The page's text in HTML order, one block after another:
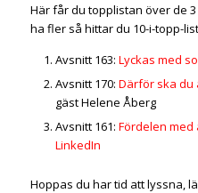
Här får du topplistan över de
ha fler så hittar du 10-i-topp-
Avsnitt 163: Lyckas med
Avsnitt 170: Därför ska du
gäst Helene Åberg
Avsnitt 161: Fördelen med
LinkedIn
Hoppas du har tid att lyssna,